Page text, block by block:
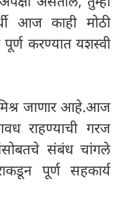
आज काही मोठी
करण्यात यशस्वी
जाणार आहे.आज
राहण्याची गरज
संबंध चांगले
पूर्ण सहकार्य